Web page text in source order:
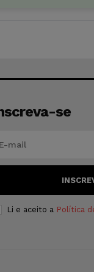
se
Li e aceito a Política